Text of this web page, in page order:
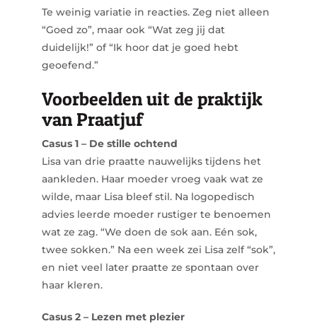
Te weinig variatie in reacties. Zeg niet alleen
“Goed zo”, maar ook “Wat zeg jij dat
duidelijk!” of“Ik hoor dat je goed hebt
geoefend.”
Voorbeelden uit de praktijk
van Praatjuf
Casus 1 – De stille ochtend
Lisa van drie praatte nauwelijks tijdens het
aankleden. Haar moeder vroeg vaak wat ze
wilde, maar Lisa bleef stil. Na logopedisch
advies leerde moeder rustiger te benoemen
wat ze zag. “We doen de sok aan. Eén sok,
twee sokken.” Na een week zei Lisa zelf“sok”,
en niet veel later praatte ze spontaan over
haar kleren.
Casus 2 – Lezen met plezier